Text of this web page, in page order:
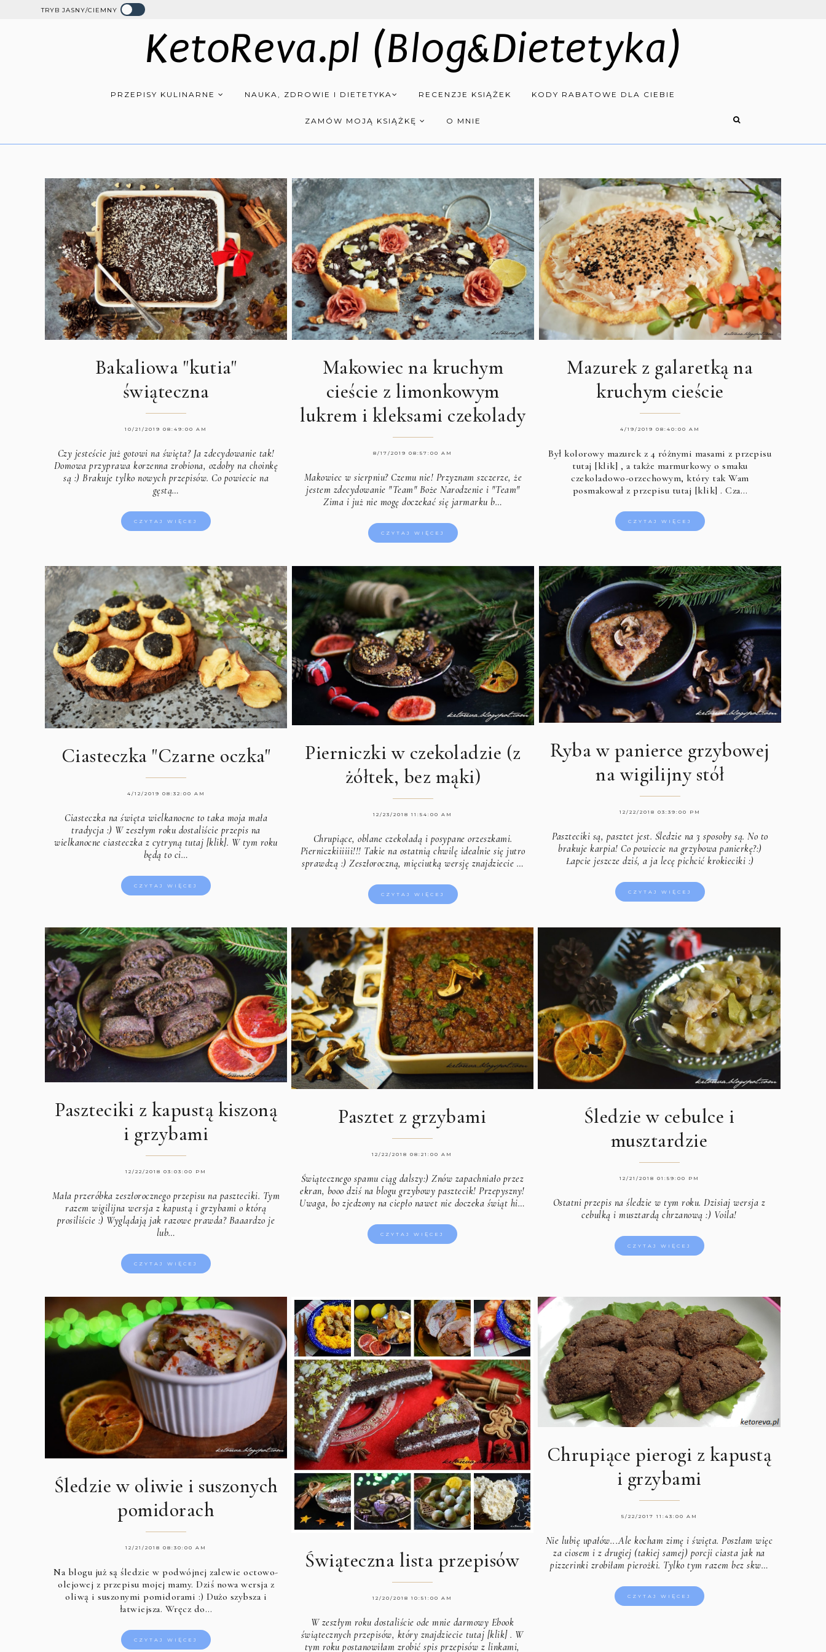
TRYB JASNY/CIEMNY
KetoReva.pl (Blog&Dietetyka)
PRZEPISY KULINARNE NAUKA, ZDROWIE I DIETETYKA RECENZJE KSIĄŻEK KODY RABATOWE DLA CIEBIE
ZAMÓW MOJĄ KSIĄŻKĘ O MNIE
Bakaliowa "kutia"
świąteczna
10/21/2019 08:49:00 AM
Czy jesteście już gotowi na święta? Ja zdecydowanie tak!
Domowa przyprawa korzenna zrobiona, ozdoby na choinkę
są :) Brakuje tylko nowych przepisów. Co powiecie na
gęstą…
CZYTAJ WIĘCEJ
Makowiec na kruchym
cieście z limonkowym
lukrem i kleksami czekolady
8/17/2019 08:57:00 AM
Makowiec w sierpniu? Czemu nie! Przyznam szczerze, że
jestem zdecydowanie "Team" Boże Narodzenie i "Team"
Zima i już nie mogę doczekać się jarmarku b…
CZYTAJ WIĘCEJ
Mazurek z galaretką na
kruchym cieście
4/19/2019 08:40:00 AM
Był kolorowy mazurek z 4 różnymi masami z przepisu
tutaj [klik] , a także marmurkowy o smaku
czekoladowo-orzechowym, który tak Wam
posmakował z przepisu tutaj [klik] . Cza…
CZYTAJ WIĘCEJ
Ciasteczka "Czarne oczka"
4/12/2019 08:32:00 AM
Ciasteczka na święta wielkanocne to taka moja mała
tradycja :) W zeszłym roku dostaliście przepis na
wielkanocne ciasteczka z cytryną tutaj [klik]. W tym roku
będą to ci…
CZYTAJ WIĘCEJ
Pierniczki w czekoladzie (z
żółtek, bez mąki)
12/23/2018 11:54:00 AM
Chrupiące, oblane czekoladą i posypane orzeszkami.
Pierniczkiiiiii!!! Takie na ostatnią chwilę idealnie się jutro
sprawdzą :) Zeszłoroczną, mięciutką wersję znajdziecie …
CZYTAJ WIĘCEJ
Ryba w panierce grzybowej
na wigilijny stół
12/22/2018 03:39:00 PM
Paszteciki są, pasztet jest. Śledzie na 3 sposoby są. No to
brakuje karpia! Co powiecie na grzybowa panierkę?:)
Łapcie jeszcze dziś, a ja lecę pichcić krokieciki :)
CZYTAJ WIĘCEJ
Paszteciki z kapustą kiszoną
i grzybami
12/22/2018 03:03:00 PM
Mała przeróbka zeszłorocznego przepisu na paszteciki. Tym
razem wigilijna wersja z kapustą i grzybami o którą
prosiliście :) Wyglądają jak razowe prawda? Baaardzo je
lub…
CZYTAJ WIĘCEJ
Pasztet z grzybami
12/22/2018 08:21:00 AM
Świątecznego spamu ciąg dalszy:) Znów zapachniało przez
ekran, booo dziś na blogu grzybowy pasztecik! Przepyszny!
Uwaga, bo zjedzony na ciepło nawet nie doczeka świąt hi…
CZYTAJ WIĘCEJ
Śledzie w cebulce i
musztardzie
12/21/2018 01:59:00 PM
Ostatni przepis na śledzie w tym roku. Dzisiaj wersja z
cebulką i musztardą chrzanową :) Voila!
CZYTAJ WIĘCEJ
Śledzie w oliwie i suszonych
pomidorach
12/21/2018 08:30:00 AM
Na blogu już są śledzie w podwójnej zalewie octowo-
olejowej z przepisu mojej mamy. Dziś nowa wersja z
oliwą i suszonymi pomidorami :) Dużo szybsza i
łatwiejsza. Wręcz do…
CZYTAJ WIĘCEJ
Świąteczna lista przepisów
12/20/2018 10:51:00 AM
W zeszłym roku dostaliście ode mnie darmowy Ebook
świątecznych przepisów, który znajdziecie tutaj [klik] . W
tym roku postanowiłam zrobić spis przepisów z linkami,
Chrupiące pierogi z kapustą
i grzybami
5/22/2017 11:43:00 AM
Nie lubię upałów...Ale kocham zimę i święta. Poszłam więc
za ciosem i z drugiej (takiej samej) porcji ciasta jak na
pizzerinki zrobiłam pierożki. Tylko tym razem bez skw…
CZYTAJ WIĘCEJ